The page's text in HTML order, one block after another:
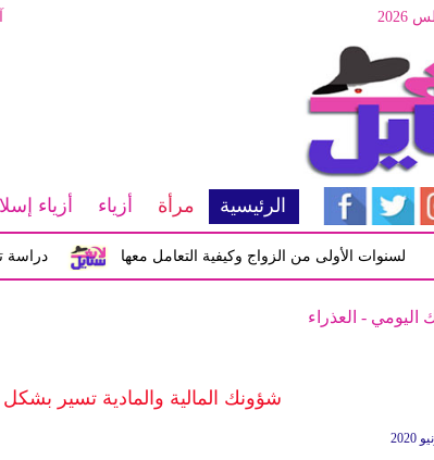
الرئيسية مرأة أزياء أزياء
دراسة تكشف الأولى من الزواج وكيفية التعامل معها
اليومي - العذراء
شؤونك المالية والمادية تسير